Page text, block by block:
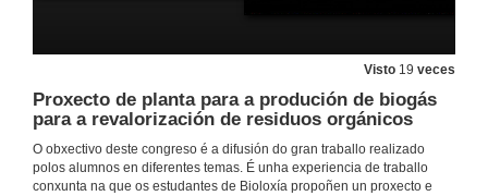
Visto 19 veces
Proxecto de planta para a produción de biogás
para a revalorización de residuos orgánicos
O obxectivo deste congreso é a difusión do gran traballo realizado
polos alumnos en diferentes temas. É unha experiencia de traballo
conxunta na que os estudantes de Bioloxía propoñen un proxecto e
Intervención de Juan Pardo Froján
29 de abr. de 2019